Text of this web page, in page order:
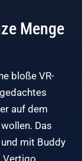
Menge
bloße VR-
auf dem
Das
mit Buddy